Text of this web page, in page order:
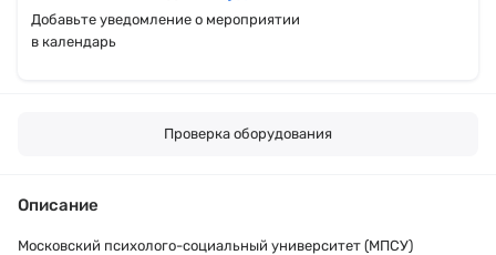
Добавьте уведомление о мероприятии
в календарь
Проверка оборудования
Описание
Московский психолого-социальный университет (МПСУ)